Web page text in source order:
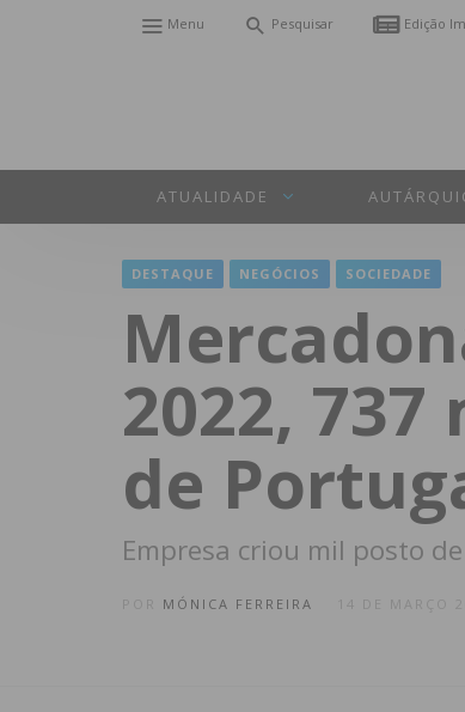
Menu Pesquisar Edição
ATUALIDADE
DESTAQUE NEGÓCIOS SOCIEDADE
2022,
de
Empresa criou mil posto
MÓNICA FERREIRA 14 DE MARÇO